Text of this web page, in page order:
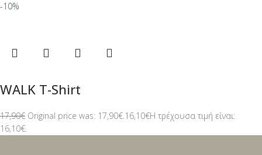
-10%
WALK T-Shirt
17,90€ Original price was: 17,90€.16,10€Η τρέχουσα τιμή είναι:
16,10€.